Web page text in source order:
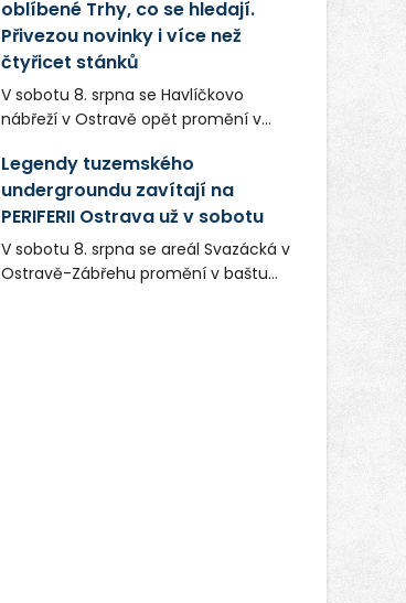
oblíbené Trhy, co se hledají.
Přivezou novinky i více než
čtyřicet stánků
V sobotu 8. srpna se Havlíčkovo
nábřeží v Ostravě opět promění v
lokálních výrobků. Trhy, co se hledají
tentokrát nabídnou více než čtyřicet
pečlivě vybraných stánků s kvalitní
gastronomií, farmářskými produkty,
designem i řemeslnou tvorbou.
Návštěvníci se mohou těšit nejen na
Legendy tuzemského
undergroundu zavítají na
PERIFERII Ostrava už v sobotu
V sobotu 8. srpna se areál Svazácká v
Ostravě-Zábřehu promění v baštu